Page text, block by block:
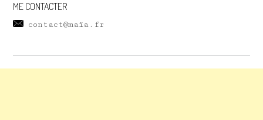
ME CONTACTER
contact@maïa.fr